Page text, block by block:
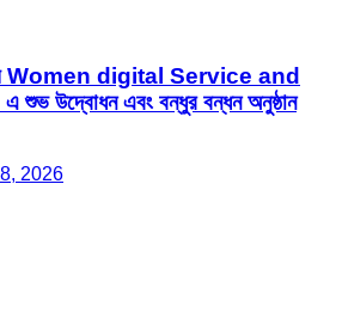
Women digital Service and
উদ্বোধন এবং বন্ধুর বন্ধন অনুষ্ঠান
2026